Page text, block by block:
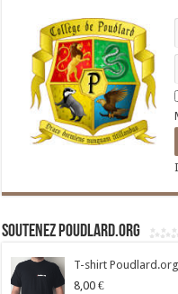
Soutenez Poudlard.org
T-shirt
8,00 €